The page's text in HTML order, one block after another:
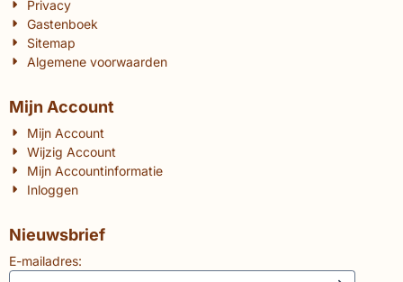
Privacy
Gastenboek
Sitemap
Algemene voorwaarden
Mijn Account
Mijn Account
Wijzig Account
Mijn Accountinformatie
Inloggen
Nieuwsbrief
E-mailadres: